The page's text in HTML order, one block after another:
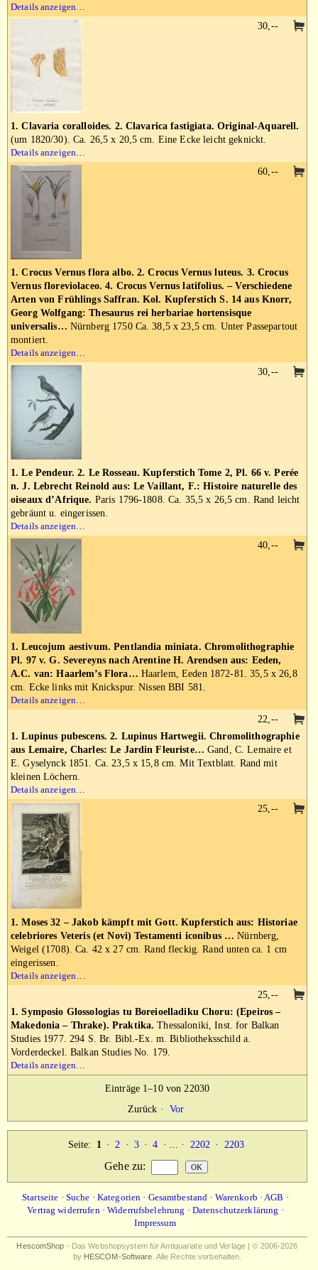
Details anzeigen…
1. Clavaria coralloides. 2. Clavarica fastigiata. Original-Aquarell.
(um 1820/30). Ca. 26,5 x 20,5 cm. Eine Ecke leicht geknickt.
Details anzeigen…
30,--
1. Crocus Vernus flora albo. 2. Crocus Vernus luteus. 3. Crocus
Vernus floreviolaceo. 4. Crocus Vernus latifolius. – Verschiedene
Arten von Frühlings Saffran. Kol. Kupferstich S. 14 aus Knorr,
Georg Wolfgang: Thesaurus rei herbariae hortensisque
universalis… Nürnberg 1750 Ca. 38,5 x 23,5 cm. Unter Passepartout
montiert.
Details anzeigen…
60,--
1. Le Pendeur. 2. Le Rosseau. Kupferstich Tome 2, Pl. 66 v. Perée
n. J. Lebrecht Reinold aus: Le Vaillant, F.: Histoire naturelle des
oiseaux d’Afrique. Paris 1796-1808. Ca. 35,5 x 26,5 cm. Rand leicht
gebräunt u. eingerissen.
Details anzeigen…
30,--
1. Leucojum aestivum. Pentlandia miniata. Chromolithographie
Pl. 97 v. G. Severeyns nach Arentine H. Arendsen aus: Eeden,
A.C. van: Haarlem’s Flora… Haarlem, Eeden 1872-81. 35,5 x 26,8
cm. Ecke links mit Knickspur. Nissen BBI 581.
Details anzeigen…
40,--
1. Lupinus pubescens. 2. Lupinus Hartwegii. Chromolithographie
aus Lemaire, Charles: Le Jardin Fleuriste… Gand, C. Lemaire et
E. Gyselynck 1851. Ca. 23,5 x 15,8 cm. Mit Textblatt. Rand mit
kleinen Löchern.
Details anzeigen…
22,--
1. Moses 32 – Jakob kämpft mit Gott. Kupferstich aus: Historiae
celebriores Veteris (et Novi) Testamenti iconibus … Nürnberg,
Weigel (1708). Ca. 42 x 27 cm. Rand fleckig. Rand unten ca. 1 cm
eingerissen.
Details anzeigen…
25,--
1. Symposio Glossologias tu Boreioelladiku Choru: (Epeiros –
Makedonia – Thrake). Praktika. Thessaloniki, Inst. for Balkan
Studies 1977. 294 S. Br. Bibl.-Ex. m. Bibliotheksschild a.
Vorderdeckel. Balkan Studies No. 179.
Details anzeigen…
25,--
Einträge 1–10 von 22030
Zurück · Vor
Seite: 1 · 2 · 3 · 4 · ... · 2202 · 2203
Gehe zu:
Startseite · Suche · Kategorien · Gesamtbestand · Warenkorb ·AGB ·
Vertrag widerrufen·Widerrufsbelehrung · Datenschutzerklärung ·
Impressum
HescomShop - Das Webshopsystem für Antiquariate und Verlage | © 2006-2026
by HESCOM-Software . Alle Rechte vorbehalten.